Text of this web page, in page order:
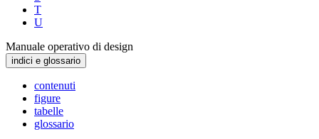
T
U
Manuale operativo di design
indici e glossario
contenuti
figure
tabelle
glossario